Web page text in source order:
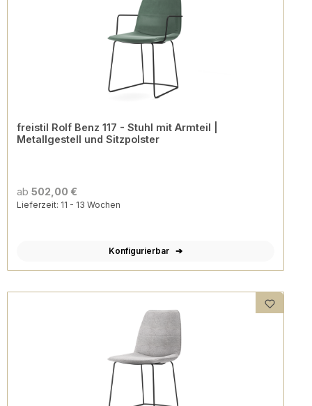
freistil Rolf Benz 117 - Stuhl mit Armteil |
Metallgestell und Sitzpolster
ab 502,00 €
Lieferzeit: 11 - 13 Wochen
Konfigurierbar